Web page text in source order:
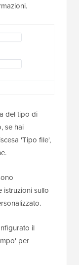
del tipo di
se hai
'Tipo file',
istruzioni sullo
il
per